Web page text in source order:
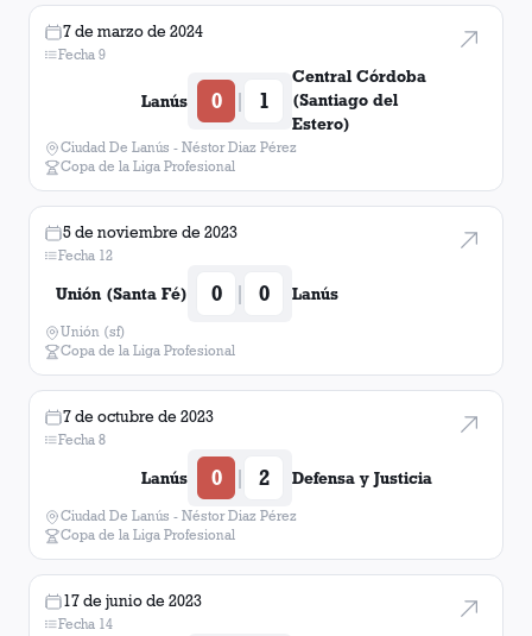
7 de marzo de 2024
Fecha 9
Lanús 0 | 1
Central Córdoba
(Santiago del
Estero)
Ciudad De Lanús - Néstor Diaz Pérez
Copa de la Liga Profesional
5 de noviembre de 2023
Fecha 12
Unión (Santa Fé) 0 | 0 Lanús
Unión (sf)
Copa de la Liga Profesional
7 de octubre de 2023
Fecha 8
Lanús 0 | 2 Defensa y Justicia
Ciudad De Lanús - Néstor Diaz Pérez
Copa de la Liga Profesional
17 de junio de 2023
Fecha 14